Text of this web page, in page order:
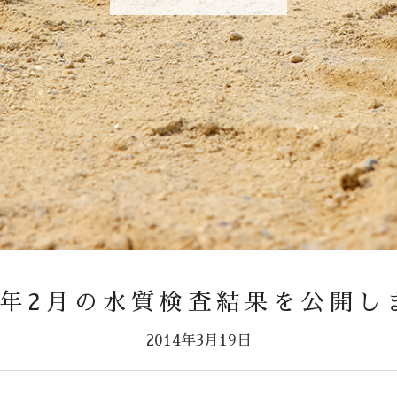
2月の水質検査結果を公開し
2014年3月19日